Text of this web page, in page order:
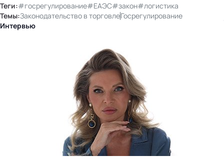
Теги:#госрегулирование#ЕАЭС#закон#логистика
Темы:Законодательство в торговлеГосрегулирование
Интервью